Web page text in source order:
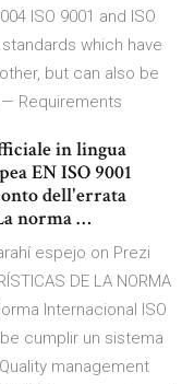
ISO 9001 and ISO
which have
but can also be
Requirements
in lingua
EN ISO 9001
dell'errata
norma …
espejo on Prezi
DE LA NORMA
Internacional ISO
cumplir un sistema
management